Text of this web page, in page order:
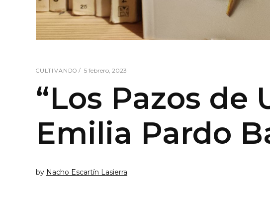
CULTIVANDO 5 febrero, 2023
“Los Pazos de
Emilia Pardo
by Nacho Escartín Lasierra